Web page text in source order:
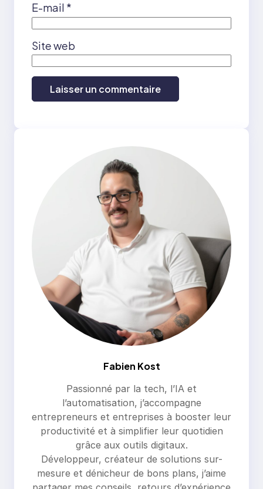
E-mail *
Site web
Fabien Kost
Passionné par la tech, l’IA et
l’automatisation, j’accompagne
entrepreneurs et entreprises à booster leur
productivité et à simplifier leur quotidien
grâce aux outils digitaux.
Développeur, créateur de solutions sur-
mesure et dénicheur de bons plans, j’aime